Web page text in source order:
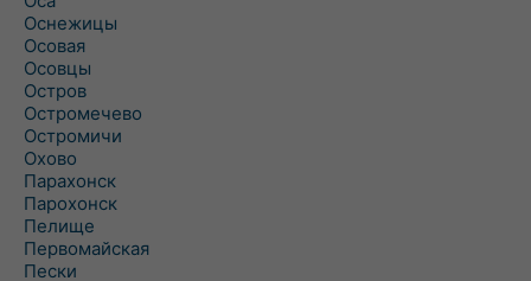
Оснежицы
Осовая
Осовцы
Остров
Остромечево
Остромичи
Охово
Парахонск
Парохонск
Пелище
Первомайская
Пески